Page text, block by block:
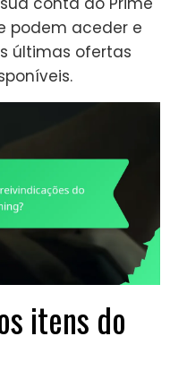
podem aceder e
últimas ofertas
itens do